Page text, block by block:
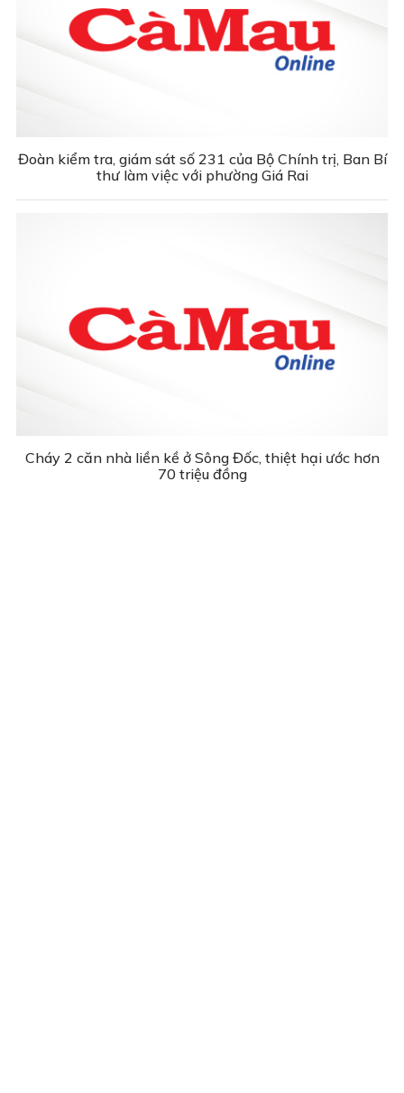
Đoàn kiểm tra, giám sát số 231 của Bộ Chính trị, Ban Bí
thư làm việc với phường Giá Rai
Cháy 2 căn nhà liền kề ở Sông Đốc, thiệt hại ước hơn
70 triệu đồng